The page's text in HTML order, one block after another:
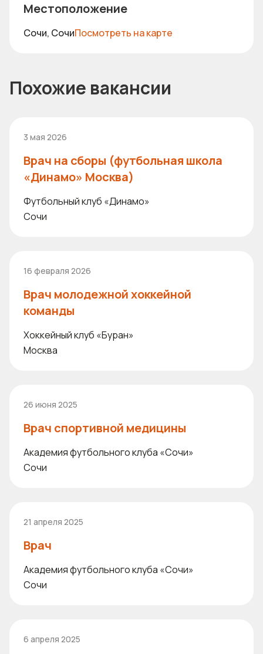
Местоположение
Сочи, СочиПосмотреть на карте
Похожие вакансии
3 мая 2026
Врач на сборы (футбольная школа
«Динамо» Москва)
Футбольный клуб «Динамо»
Сочи
16 февраля 2026
Врач молодежной хоккейной
команды
Хоккейный клуб «Буран»
Москва
26 июня 2025
Врач спортивной медицины
Академия футбольного клуба «Сочи»
Сочи
21 апреля 2025
Врач
Академия футбольного клуба «Сочи»
Сочи
6 апреля 2025